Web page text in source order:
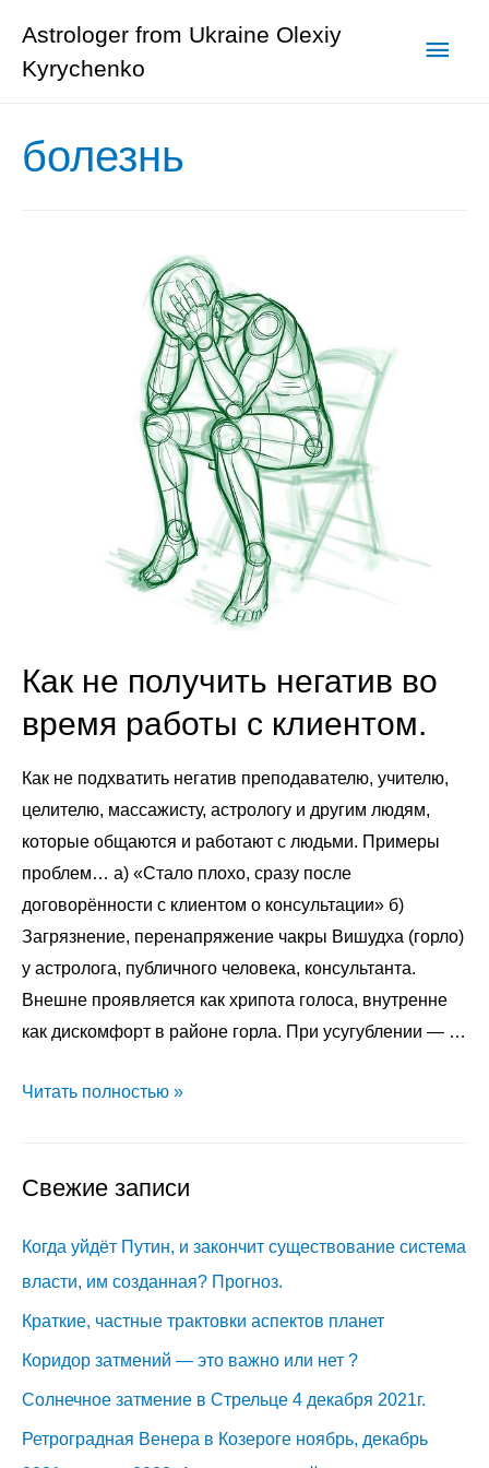
Astrologer from Ukraine Olexiy
Kyrychenko
болезнь
Как не получить негатив во
время работы с клиентом.
Как не подхватить негатив преподавателю, учителю,
целителю, массажисту, астрологу и другим людям,
которые общаются и работают с людьми. Примеры
проблем… а) «Стало плохо, сразу после
договорённости с клиентом о консультации» б)
Загрязнение, перенапряжение чакры Вишудха (горло)
у астролога, публичного человека, консультанта.
Внешне проявляется как хрипота голоса, внутренне
как дискомфорт в районе горла. При усугублении — …
Как
негатив
время
работы
с
Читать полностью »
Свежие записи
Когда уйдёт Путин, и закончит существование система
власти, им созданная? Прогноз.
Краткие, частные трактовки аспектов планет
Коридор затмений — это важно или нет ?
Солнечное затмение в Стрельце 4 декабря 2021г.
Ретроградная Венера в Козероге ноябрь, декабрь